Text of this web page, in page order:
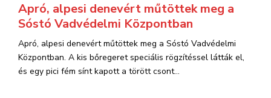
Apró, alpesi denevért műtöttek meg a
Sóstó Vadvédelmi Központban
Apró, alpesi denevért műtöttek meg a Sóstó Vadvédelmi
Központban. A kis bőregeret speciális rögzítéssel látták el,
és egy pici fém sínt kapott a törött csont...